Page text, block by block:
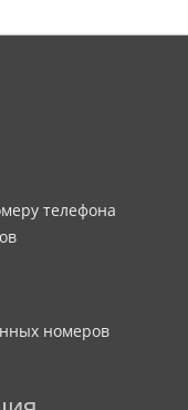
телефона
номеров